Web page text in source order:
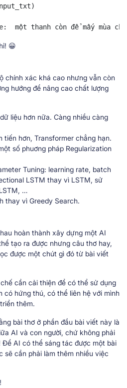
một thanh còn để mấy mùa
😀
chính xác khá cao nhưng vẫn còn
hướng để nâng cao chất lượng
liệu hơn nữa. Càng nhiều càng
tiến hơn, Transformer chẳng hạn.
số phuơng pháp Regularization
Tuning: learning rate, batch
LSTM thay vì LSTM, sử
…
thay vì Greedy Search.
hoàn thành xây dựng một AI
tạo ra được nhưng câu thơ hay,
được một chút gì đó từ bài viết
cần cải thiện để có thể sử dụng
có hứng thú, có thể liên hệ với mình
thêm.
bài thơ ở phần đầu bài viết này là
AI và con người, chứ không phải
Để AI có thể sáng tác được một bài
cần phải làm thêm nhiều việc